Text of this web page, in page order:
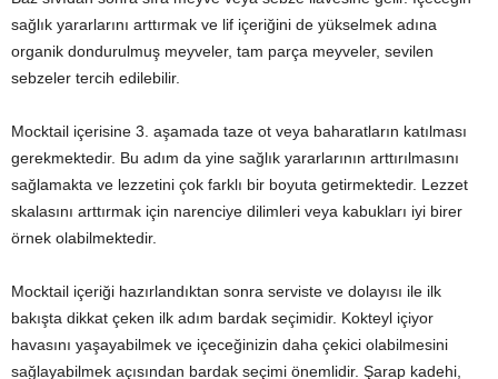
sağlık yararlarını arttırmak ve lif içeriğini de yükselmek adına
organik dondurulmuş meyveler, tam parça meyveler, sevilen
sebzeler tercih edilebilir.
Mocktail içerisine 3. aşamada taze ot veya baharatların katılması
gerekmektedir. Bu adım da yine sağlık yararlarının arttırılmasını
sağlamakta ve lezzetini çok farklı bir boyuta getirmektedir. Lezzet
skalasını arttırmak için narenciye dilimleri veya kabukları iyi birer
örnek olabilmektedir.
Mocktail içeriği hazırlandıktan sonra serviste ve dolayısı ile ilk
bakışta dikkat çeken ilk adım bardak seçimidir. Kokteyl içiyor
havasını yaşayabilmek ve içeceğinizin daha çekici olabilmesini
sağlayabilmek açısından bardak seçimi önemlidir. Şarap kadehi,